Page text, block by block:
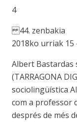
4
44. zenbakia
2018ko urriak 15
Albert Bastardas
(TARRAGONA
sociolingüística
com a professor
després de més